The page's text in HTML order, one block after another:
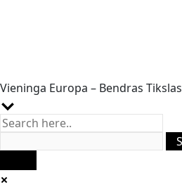
Vieninga Europa – Bendras Tikslas